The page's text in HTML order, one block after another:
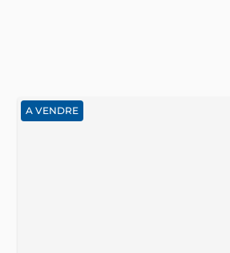
A VENDRE